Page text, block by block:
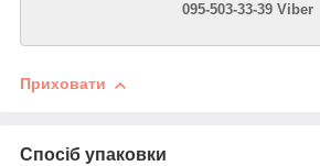
095-503-33-39 Viber
Приховати
Спосіб упаковки